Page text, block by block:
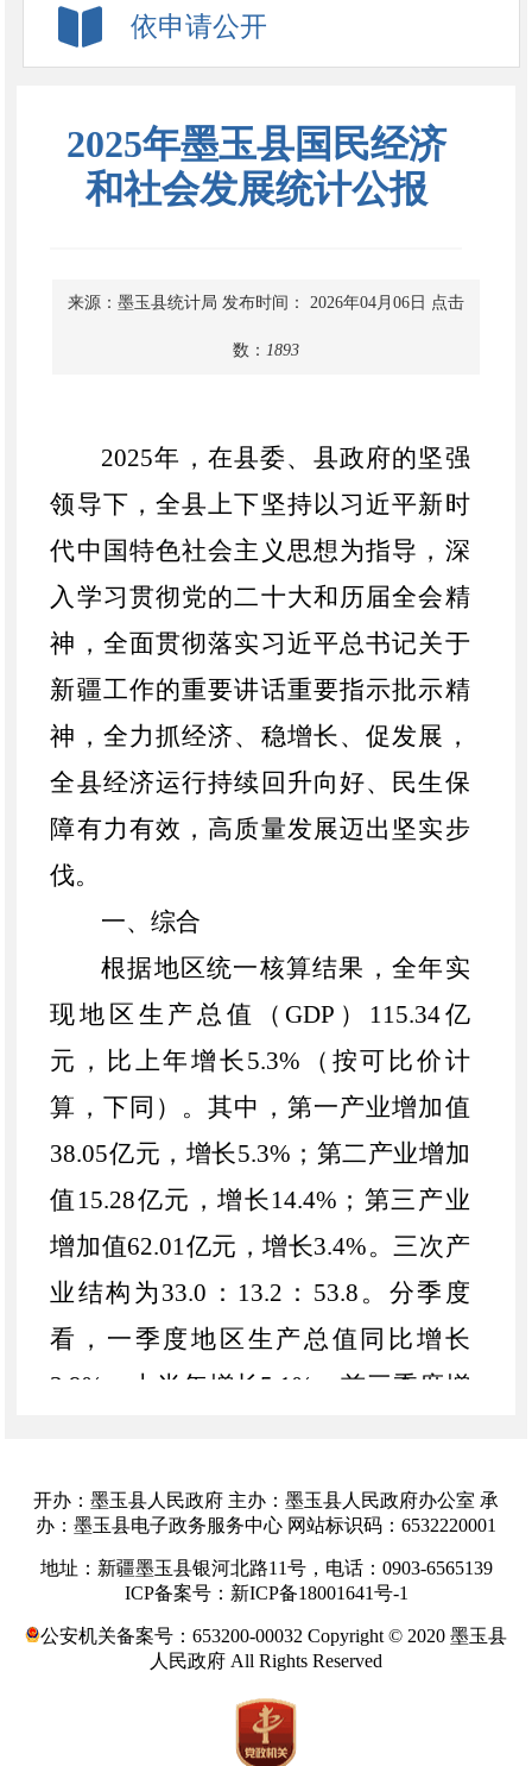
依申请公开
2025年墨玉县国民经济
和社会发展统计公报
来源：墨玉县统计局 发布时间： 2026年04月06日 点击
数： 1893
2025年 ， 在县委、县政府的坚强
领导下，全县上下坚持以习近平新时
代中国特色社会主义思想为指导，深
入学习贯彻党的二十大和历届全会精
神， 全面贯彻落实习近平总书记关于
新疆工作的重要讲话重要指示批示精
神， 全力抓经济、稳增长、促发展，
全县经济运行持续回升向好、民生保
障有力有效，高质量发展迈出坚实步
伐。
一、综合
根据地区统一核算结果 ，全年实
现地区生产总值（GDP） 115.34亿
元，比上年增长5.3%（按可比价计
算，下同）。其中，第一产业增加值
38.05亿元，增长5.3%；第二产业增加
值 15.28亿元，增长14.4%；第三产业
增加值62.01 亿元，增长3.4%。三次产
业结构为 33.0：13.2：53.8 。 分季度
看，一季度地区生产总值同比增长
3.9%，上半年增长 5.1 %，前三季度增
开办：墨玉县人民政府 主办：墨玉县人民政府办公室 承
办：墨玉县电子政务服务中心 网站标识码：6532220001
地址：新疆墨玉县银河北路11号，电话：0903-6565139
ICP备案号：新ICP备18001641号-1
公安机关备案号：653200-00032 Copyright © 2020 墨玉县
人民政府 All Rights Reserved